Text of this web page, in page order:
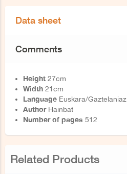
Data sheet
Comments
Height 27cm
Width 21cm
Language Euskara/Gaztelaniaz
AuthorHainbat
Number of pages 512
Related Products